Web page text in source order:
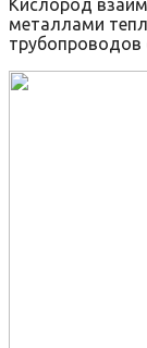
Кислород
металлами
трубопроводов